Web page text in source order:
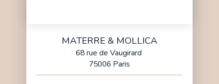
MATERRE & MOLLICA
68 rue de Vaugirard
75006 Paris